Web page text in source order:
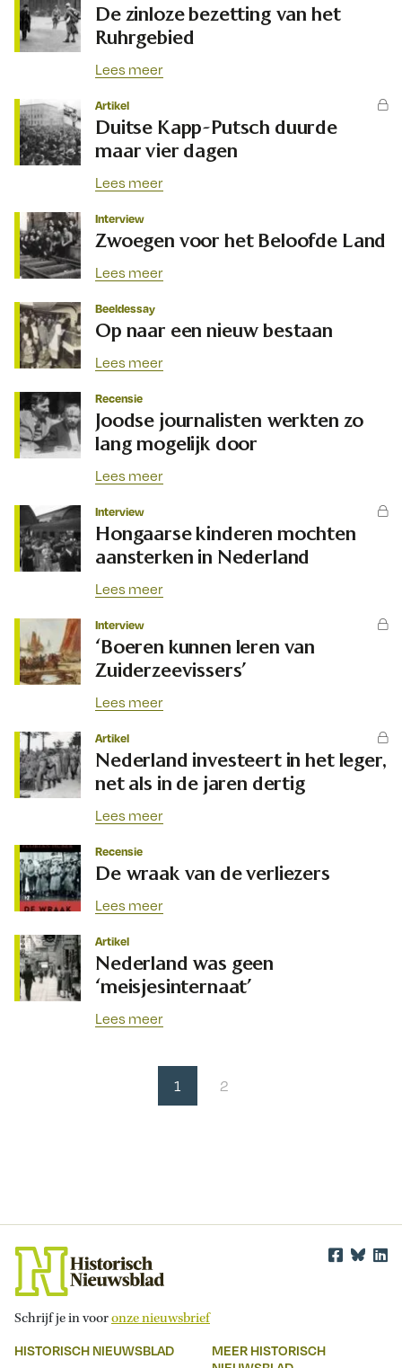
De zinloze bezetting van het
Ruhrgebied
Lees meer
Artikel
Duitse Kapp-Putsch duurde
maar vier dagen
Lees meer
Interview
Zwoegen voor het Beloofde Land
Lees meer
Beeldessay
Op naar een nieuw bestaan
Lees meer
Recensie
Joodse journalisten werkten zo
lang mogelijk door
Lees meer
Interview
Hongaarse kinderen mochten
aansterken in Nederland
Lees meer
Interview
‘Boeren kunnen leren van
Zuiderzeevissers’
Lees meer
Artikel
Nederland investeert in het leger,
net als in de jaren dertig
Lees meer
Recensie
De wraak van de verliezers
Lees meer
Artikel
Nederland was geen
‘meisjesinternaat’
Lees meer
1 2
Schrijf je in vooronze nieuwsbrief
HISTORISCH NIEUWSBLAD
MEER HISTORISCH